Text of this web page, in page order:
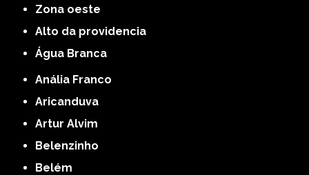
Zona oeste
alto da providencia
Água Branca
Anália Franco
Aricanduva
Artur Alvim
Belenzinho
Belém